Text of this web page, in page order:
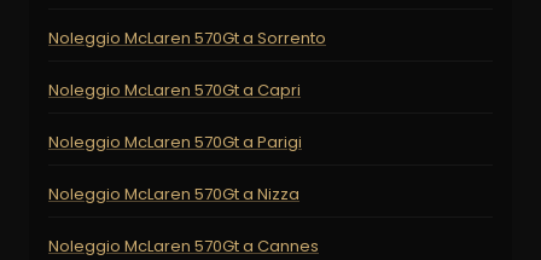
Noleggio McLaren 570Gt a Sorrento
Noleggio McLaren 570Gt a Capri
Noleggio McLaren 570Gt a Parigi
Noleggio McLaren 570Gt a Nizza
Noleggio McLaren 570Gt a Cannes